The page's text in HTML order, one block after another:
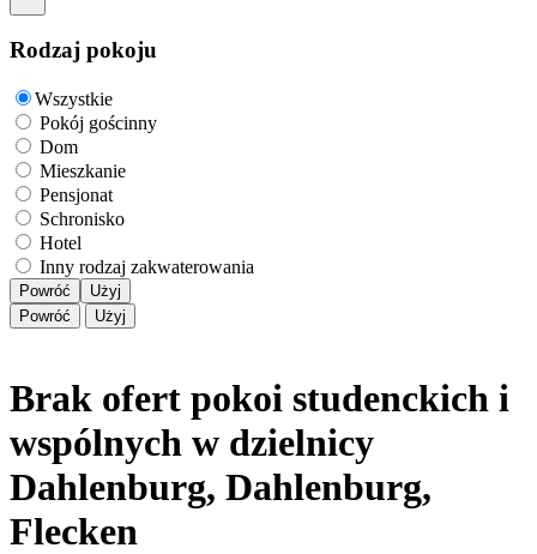
Rodzaj pokoju
Wszystkie
Pokój gościnny
Dom
Mieszkanie
Pensjonat
Schronisko
Hotel
Inny rodzaj zakwaterowania
Powróć
Użyj
Powróć
Użyj
Brak ofert pokoi studenckich i
wspólnych w dzielnicy
Dahlenburg, Dahlenburg,
Flecken